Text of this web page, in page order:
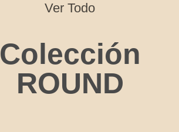
Ver Todo
Colección
ROUND